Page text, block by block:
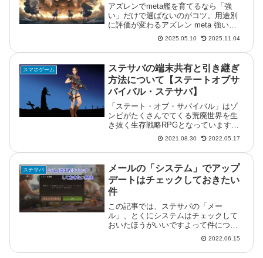
アズレンでmeta艦を育てるなら「強
い」だけで選ばないのがコツ。用途別
に評価が変わるアズレン meta 強い艦
の選び方を解説します。
2025.05.10 2025.11.04
スマホゲーム
ステサバの端末共有と引き継ぎ
方法について【ステートオブサ
バイバル・ステサバ】
「ステート・オブ・サバイバル」はゾ
ンビがたくさんでてくる荒廃世界を生
き抜く生存戦略RPGとなっています。
そんな「ステサバ」に関しての攻略メ
モです。ステート・オブ・サバイバル
はandoridエミュでも動きますパソコン
を持っている人であればアン...
2021.08.30 2022.05.17
ステサバ
メールの「システム」でアップ
デートはチェックしておきたい
件
この記事では、ステサバの「メー
ル」、とくにシステムはチェックして
おいたほうがいいですよって件につい
てです。これ、忘れていると出先でち
ょっと困ったことになりがちだったり
シます。期限内にアップデートをすれ
2022.06.15